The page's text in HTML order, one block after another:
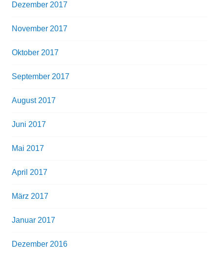
Dezember 2017
November 2017
Oktober 2017
September 2017
August 2017
Juni 2017
Mai 2017
April 2017
März 2017
Januar 2017
Dezember 2016